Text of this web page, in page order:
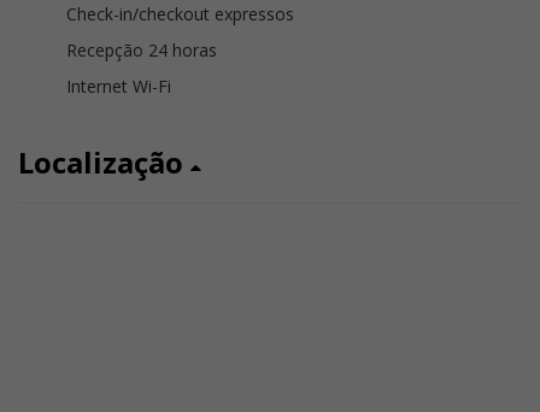
Check-in/checkout expressos
Recepção 24 horas
Internet Wi-Fi
Localização